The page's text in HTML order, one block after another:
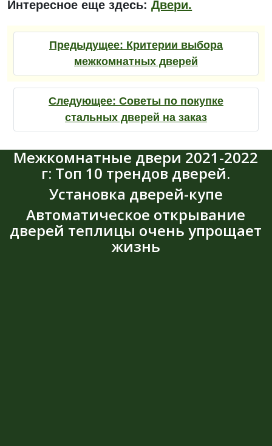
Интересное еще здесь:Двери.
Предыдущее: Критерии выбора
межкомнатных дверей
Следующее: Советы по покупке
стальных дверей на заказ
Межкомнатные двери 2021-2022
г: Топ 10 трендов дверей.
Установка дверей-купе
Автоматическое открывание
дверей теплицы очень упрощает
жизнь